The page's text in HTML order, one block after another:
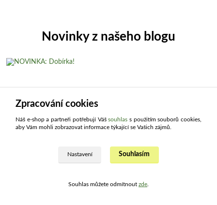
Novinky z našeho blogu
NOVINKA: Dobírka!
Zpracování cookies
Náš e-shop a partneři potřebují Vášsouhlas s použitím souborů cookies,
aby Vám mohli zobrazovat informace týkající se Vašich zájmů.
Nastavení Souhlasím
Souhlas můžete odmítnout zde.